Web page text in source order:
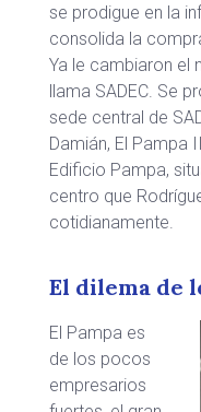
se prodigue en la
consolida la
Ya le cambiaron el
llama SADEC. Se
sede central de
Damián, El Pampa
Edificio Pampa,
centro que
cotidianamente.
El dilema de
El Pampa es
de los pocos
empresarios